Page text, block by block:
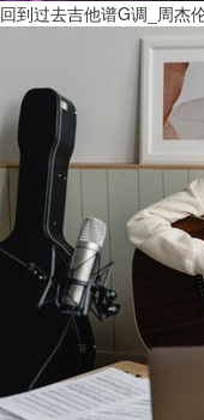
回到过去吉他谱G调_周杰